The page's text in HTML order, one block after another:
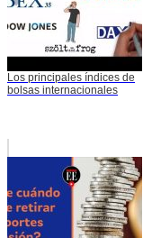
Los principales índices de
bolsas internacionales